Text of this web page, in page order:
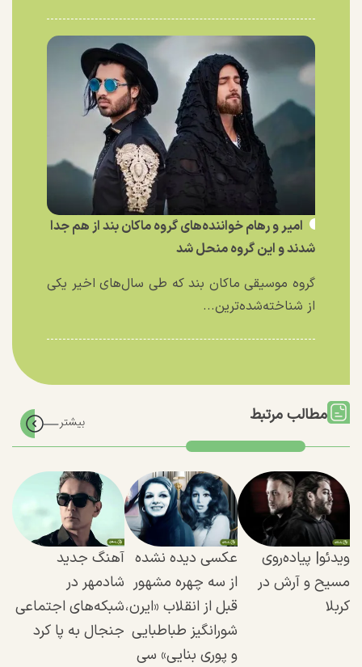
امیر و رهام خواننده‌های گروه ماکان بند از هم جدا
شدند و این گروه منحل شد
گروه موسیقی ماکان بند که طی سال‌های اخیر یکی
از شناخته‌شده‌ترین...
مطالب مرتبط
ویدئو| پیاده‌روی
مسیح و آرش در
کربلا
عکسی دیده نشده
از سه چهره مشهور
قبل از انقلاب «ایرن،
شورانگیز طباطبایی
و پوری بنایی» سی
آهنگ جدید
شادمهر در
شبکه‌های اجتماعی
جنجال به پا کرد